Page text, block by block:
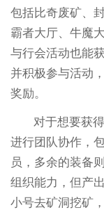
包括比奇废矿、
霸者大厅、牛魔
与行会活动也能
并积极参与活动
奖励。
对于想要获
进行团队协作，
员，多余的装备
组织能力，但产
小号去矿洞挖矿